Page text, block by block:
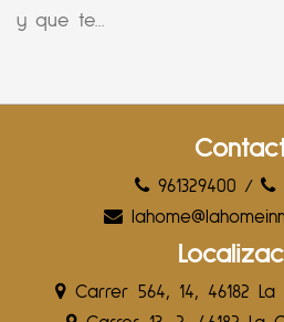
y que te...
961329400 /
Carrer 564, 14, 46182